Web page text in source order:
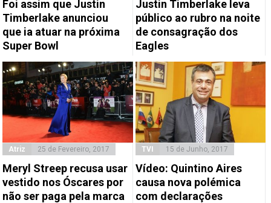
Foi assim que Justin
Timberlake anunciou
que ia atuar na próxima
Super Bowl
Justin Timberlake leva
público ao rubro na noite
de consagração dos
Eagles
Atriz 25 de Fevereiro, 2017
Meryl Streep recusa usar
vestido nos Óscares por
não ser paga pela marca
TVI 15 de Junho, 2017
Vídeo: Quintino Aires
causa nova polémica
com declarações